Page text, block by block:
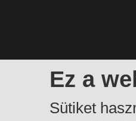
Ez a
Sütiket